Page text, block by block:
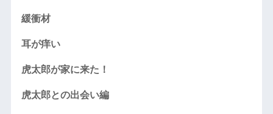
緩衝材
耳が痒い
虎太郎が家に来た！
虎太郎との出会い編